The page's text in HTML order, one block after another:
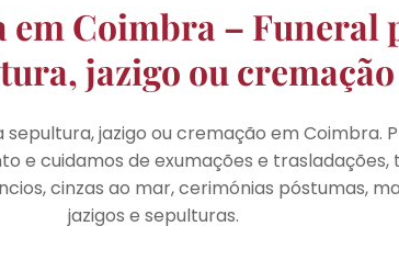
em Coimbra – Funeral
jazigo ou cremação
jazigo ou cremação em Coimbra.
e cuidamos de exumações e trasladações,
cinzas ao mar, cerimónias póstumas,
jazigos e sepulturas.